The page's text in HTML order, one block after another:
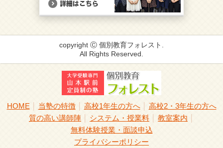
copyright Ⓒ 個別教育フォレスト.
All Rights Reserved.
HOME 当塾の特徴│ 高校1年生の方へ│ 高校2・3年生の方へ
質の高い講師陣
システム・授業料 教室案内
無料体験授業・面談申込
プライバシーポリシー